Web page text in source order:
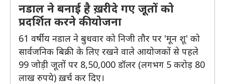
नडाल ने बनाई है ख़रीदे गए जूतों को
प्रदर्शित करने की योजना
61 वर्षीय नडाल ने बुधवार को निजी तौर पर 'मून शू' को
सार्वजनिक बिक्री के लिए रखने वाले आयोजकों से पहले
99 जोड़ी जूतों पर 8,50,000 डॉलर (लगभग 5 करोड़ 80
लाख रुपये) ख़र्च कर दिए।